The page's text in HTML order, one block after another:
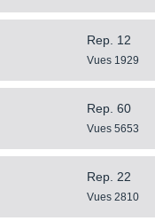
Rep. 12
Vues 1929
Rep. 60
Vues 5653
Rep. 22
Vues 2810